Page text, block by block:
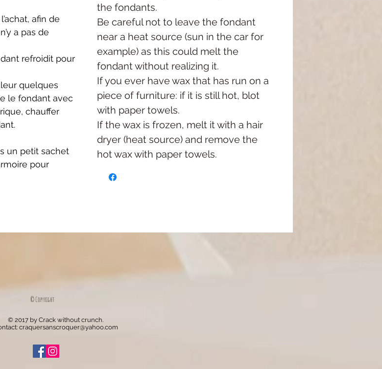
afin de
a pas de
refroidit pour
quelques
le fondant avec
chauffer
un petit sachet
pour
the fondants.
Be careful not to leave the fondant
near a heat source (sun in the car for
example) as this could melt the
fondant without realizing it.
If you ever have wax that has run on a
piece of furniture: if it is still hot, blot
with paper towels.
If the wax is frozen, melt it with a hair
dryer (heat source) and remove the
hot wax with paper towels.
© 2017 by Crack without crunch.
craquersanscroquer@yahoo.com
© Copyright